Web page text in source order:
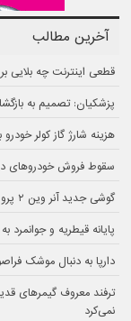
آخرین مطالب
قطعی اینترنت چه بلایی
پزشکیان: تصمیم به
هزینه شارژ گاز کولر خودرو به ۵ میلیون تومان
سقوط فروش خودروهای داخلی در ۱۴۰۵؛ سایپا و پارس‌خودرو
گوشی جدید آنر وین ۲ پرو مکس با باتری غول‌پیکر ۱۰،۰۰۰ میلی‌آمپری در راه است!
پایانه قیطریه و
دارپا به دنبال موشک
ترفند معروف گیمرهای
نمی‌کرد